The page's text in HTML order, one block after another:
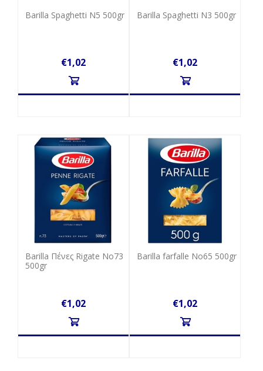
Barilla Spaghetti N5 500gr
€1,02
Barilla Spaghetti N3 500gr
€1,02
Barilla Πένες Rigate No73
500gr
€1,02
Barilla farfalle No65 500gr
€1,02